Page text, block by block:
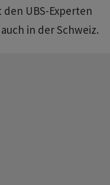
UBS-Experten
in der Schweiz.